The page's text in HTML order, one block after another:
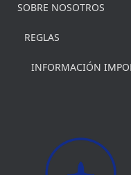
SOBRE NOSOTROS
REGLAS
INFORMACIÓN